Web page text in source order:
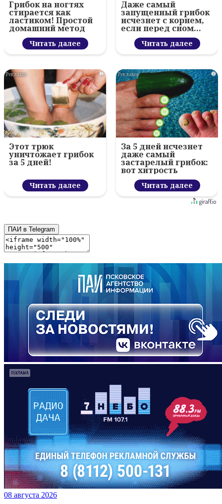
Грибок на ногтях
стирается как
ластиком! Простой
домашний метод
Читать далее
Даже самый
запущенный грибок
исчезнет с корнем,
если перед сном…
Читать далее
i
Этот трюк
уничтожает грибок
за 5 дней!
Читать далее
i
За 5 дней исчезнет
даже самый
застарелый грибок:
вот хитрость
Читать далее
ПАИ в Telegram
08 августа 2026